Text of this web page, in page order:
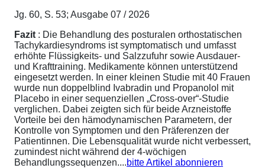
Jg. 60, S. 53; Ausgabe 07 / 2026
Fazit : Die Behandlung des posturalen orthostatischen
Tachykardiesyndroms ist symptomatisch und umfasst
erhöhte Flüssigkeits- und Salzzufuhr sowie Ausdauer-
und Krafttraining. Medikamente können unterstützend
eingesetzt werden. In einer kleinen Studie mit 40 Frauen
wurde nun doppelblind Ivabradin und Propanolol mit
Placebo in einer sequenziellen „Cross-over“-Studie
verglichen. Dabei zeigten sich für beide Arzneistoffe
Vorteile bei den hämodynamischen Parametern, der
Kontrolle von Symptomen und den Präferenzen der
Patientinnen. Die Lebensqualität wurde nicht verbessert,
zumindest nicht während der 4-wöchigen
Behandlungssequenzen....bitte Artikel abonnieren